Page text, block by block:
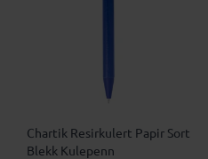
Chartik Resirkulert Papir Sort
Blekk Kulepenn